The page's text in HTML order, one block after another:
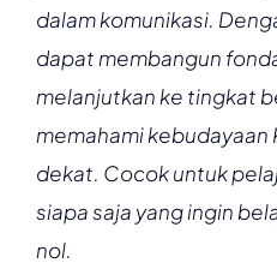
dalam komunikasi.
dapat membangun
melanjutkan ke tingkat
memahami kebudayaan
dekat. Cocok untuk
siapa saja yang ingin
nol.